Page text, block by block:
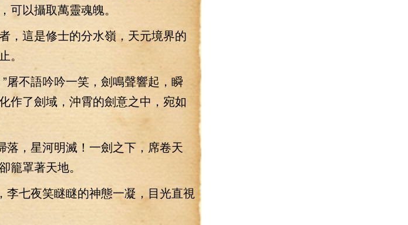
可以攝取萬靈魂魄。
這是修士的分水嶺，天元境界的
。
不語吟吟一笑，劍鳴聲響起，瞬
作了劍域，沖霄的劍意之中，宛如
星河明滅！一劍之下，席卷天
籠罩著天地。
七夜笑瞇瞇的神態一凝，目光直視